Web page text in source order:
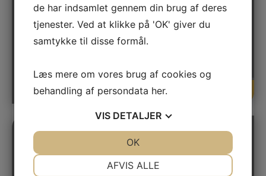
Spartling af vægge
Ønsker du et perfekt slutresultat, er spartling af
vægge og lofter et must.
de har indsamlet gennem din brug af deres
tjenester. Ved at klikke på 'OK' giver du
samtykke til disse formål.
Læs mere om vores brug af cookies og
behandling af persondata her.
VIS DETALJER
AFVIS ALLE
OK